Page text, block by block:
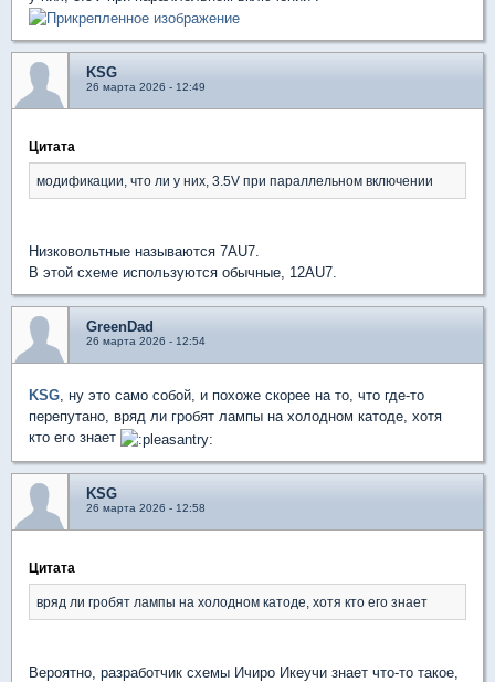
KSG
26 марта 2026 - 12:49
Цитата
модификации, что ли у них, 3.5V при параллельном включении
Низковольтные называются 7AU7.
В этой схеме используются обычные, 12AU7.
GreenDad
26 марта 2026 - 12:54
KSG, ну это само собой, и похоже скорее на то, что где-то
перепутано, вряд ли гробят лампы на холодном катоде, хотя
кто его знает
KSG
26 марта 2026 - 12:58
Цитата
вряд ли гробят лампы на холодном катоде, хотя кто его знает
Вероятно, разработчик схемы Ичиро Икеучи знает что-то такое,